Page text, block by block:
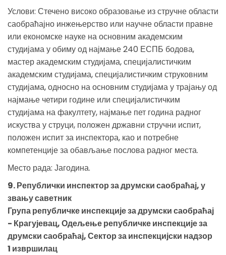
Услови: Стечено високо образовање из стручне области
саобраћајно инжењерство или научне области правне
или економске науке на основним академским
студијама у обиму од најмање 240 ЕСПБ бодова,
мастер академским студијама, специјалистичким
академским студијама, специјалистичким струковним
студијама, односно на основним студијама у трајању од
најмање четири године или специјалистичким
студијама на факултету, најмање пет година радног
искуства у струци, положен државни стручни испит,
положен испит за инспектора, као и потребне
компетенције за обављање послова радног места.
Место рада: Јагодина.
9. Републички инспектор за друмски саобраћај, у
звању саветник
Група републичке инспекције за друмски саобраћај
- Крагујевац, Одељење републичке инспекције за
друмски саобраћај, Сектор за инспекцијски надзор
1 извршилац